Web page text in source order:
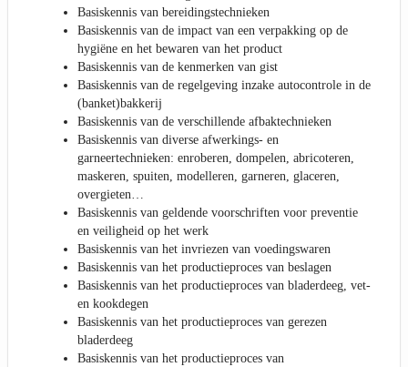
Basiskennis van bereidingstechnieken
Basiskennis van de impact van een verpakking op de
hygiëne en het bewaren van het product
Basiskennis van de kenmerken van gist
Basiskennis van de regelgeving inzake autocontrole in de
(banket)bakkerij
Basiskennis van de verschillende afbaktechnieken
Basiskennis van diverse afwerkings- en
garneertechnieken: enroberen, dompelen, abricoteren,
maskeren, spuiten, modelleren, garneren, glaceren,
overgieten…
Basiskennis van geldende voorschriften voor preventie
en veiligheid op het werk
Basiskennis van het invriezen van voedingswaren
Basiskennis van het productieproces van beslagen
Basiskennis van het productieproces van bladerdeeg, vet-
en kookdegen
Basiskennis van het productieproces van gerezen
bladerdeeg
Basiskennis van het productieproces van